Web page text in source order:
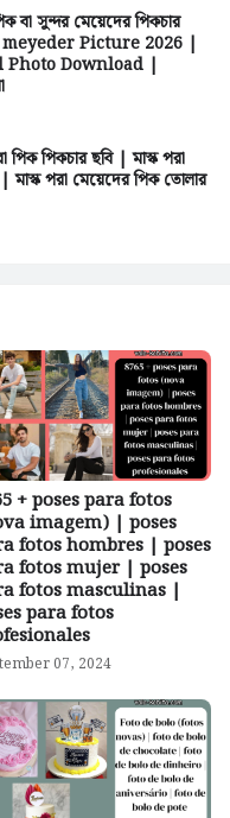
বা সুন্দর মেয়েদের পিকচার
Picture 2026 |
Download |
পিক পিকচার ছবি | মাস্ক পরা
মাস্ক পরা মেয়েদের পিক তোলার
+ poses para fotos
imagem) | poses
fotos hombres | poses
fotos mujer | poses
fotos masculinas |
para fotos
07, 2024